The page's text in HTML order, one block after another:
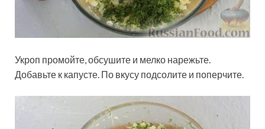
Укроп промойте, обсушите и мелко нарежьте.
Добавьте к капусте. По вкусу подсолите и поперчите.